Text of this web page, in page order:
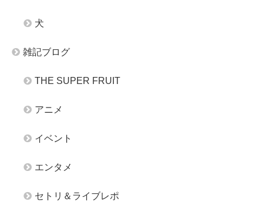
犬
雑記ブログ
THE SUPER FRUIT
アニメ
イベント
エンタメ
セトリ＆ライブレポ